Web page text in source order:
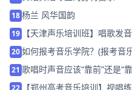
18杨兰 风华国韵
19 【天津声乐培训班】唱歌发
20如何报考音乐学院？(报考音
21 歌唱时声音应该“靠前”还是“靠
22 【郑州高考音乐培训】视唱